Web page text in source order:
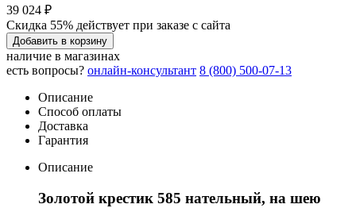
39 024 ₽
Скидка 55% действует при заказе с сайта
Добавить в корзину
наличие в магазинах
есть вопросы? онлайн-консультант 8 (800) 500-07-13
Описание
Способ оплаты
Доставка
Гарантия
Описание
Золотой крестик 585 нательный, на шею